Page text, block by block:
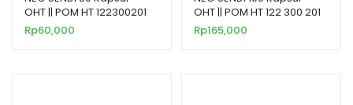
OHT || POM HT 122300201
Rp60,000
OHT || POM HT 122 300 201
Rp165,000